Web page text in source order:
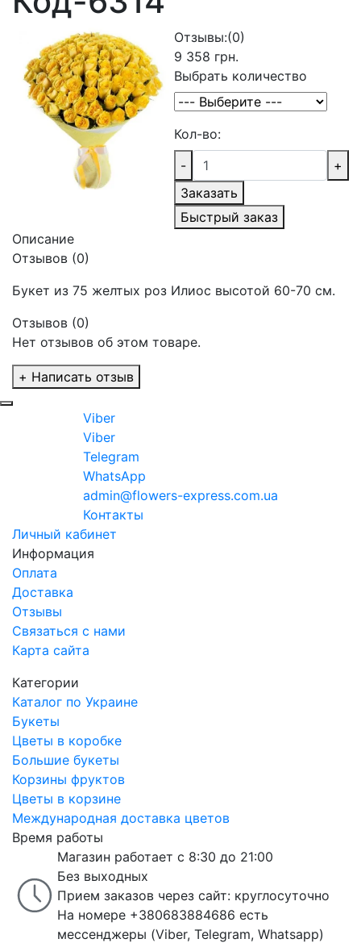
Отзывы:(0)
9 358 грн.
Выбрать количество
Кол-во:
-
+
Заказать
Быстрый заказ
Описание
Отзывов (0)
Букет из 75 желтых роз Илиос высотой 60-70 см.
Отзывов (0)
Нет отзывов об этом товаре.
+ Написать отзыв
Viber
Viber
Telegram
WhatsApp
admin@flowers-express.com.ua
Контакты
Личный кабинет
Информация
Оплата
Доставка
Отзывы
Связаться с нами
Карта сайта
Категории
Каталог по Украине
Букеты
Цветы в коробке
Большие букеты
Корзины фруктов
Цветы в корзине
Международная доставка цветов
Время работы
Магазин работает с 8:30 до 21:00
Без выходных
Прием заказов через сайт: круглосуточно
На номере +380683884686 есть
мессенджеры (Viber, Telegram, Whatsapp)